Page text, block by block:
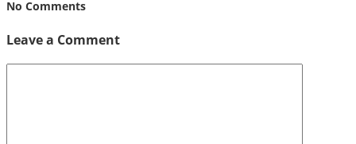
No Comments
Leave a Comment